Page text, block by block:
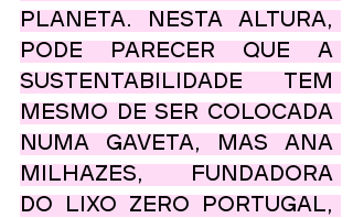
Planeta. Nesta altura,
pode parecer que a
sustentabilidade tem
mesmo de ser colocada
numa gaveta, mas Ana
Milhazes, fundadora
do Lixo Zero Portugal,